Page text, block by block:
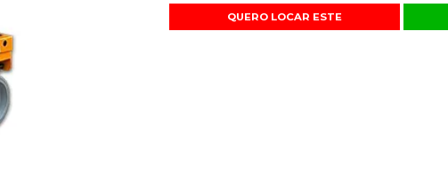
QUERO LOCAR ESTE